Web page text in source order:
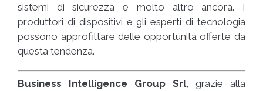
sistemi di sicurezza e molto altro ancora. I
produttori di dispositivi e gli esperti di tecnologia
possono approfittare delle opportunità offerte da
questa tendenza.
Business Intelligence Group Srl, grazie alla